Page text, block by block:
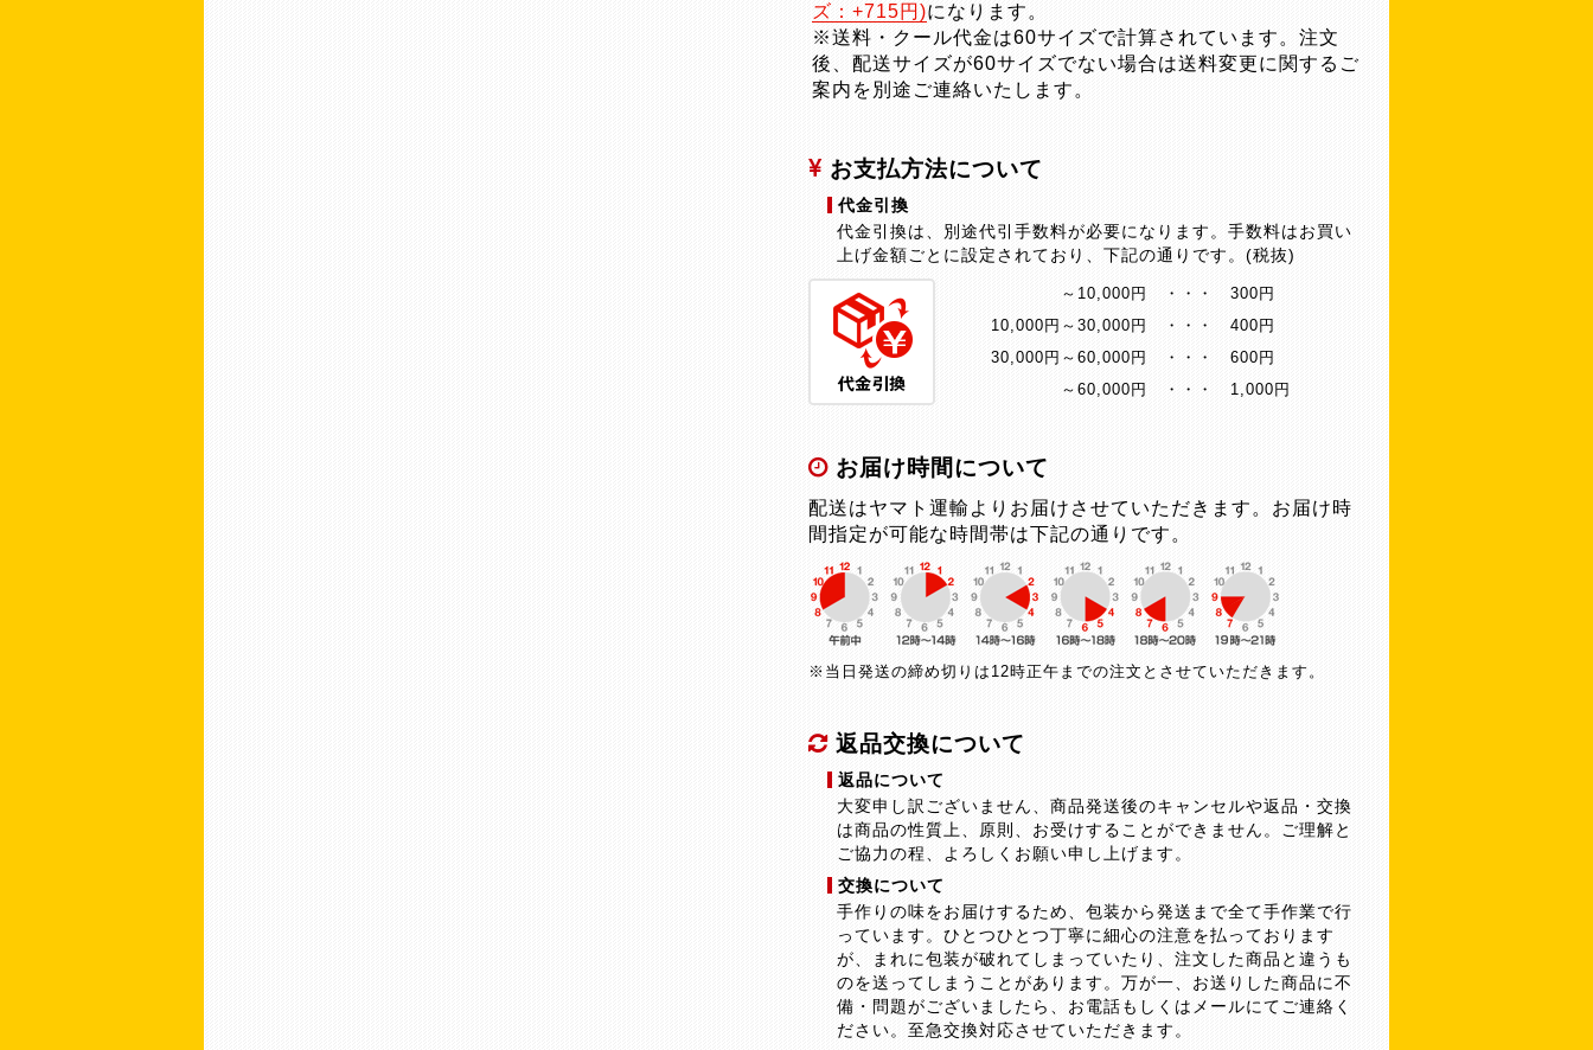
ズ：+715円)になります。
※送料・クール代金は60サイズで計算されています。注文
後、配送サイズが60サイズでない場合は送料変更に関するご
案内を別途ご連絡いたします。
お支払方法について
代金引換
代金引換は、別途代引手数料が必要になります。手数料はお買い
上げ金額ごとに設定されており、下記の通りです。(税抜)
～10,000円 ・・・
300円
10,000円～30,000円
・・・
400円
30,000円～60,000円
・・・
600円
～60,000円
・・・ 1,000円
お届け時間について
配送はヤマト運輸よりお届けさせていただきます。お届け時
間指定が可能な時間帯は下記の通りです。
※当日発送の締め切りは12時正午までの注文とさせていただきます。
返品交換について
返品について
大変申し訳ございません、商品発送後のキャンセルや返品・交換
は商品の性質上、原則、お受けすることができません。ご理解と
ご協力の程、よろしくお願い申し上げます。
交換について
手作りの味をお届けするため、包装から発送まで全て手作業で行
っています。ひとつひとつ丁寧に細心の注意を払っております
が、まれに包装が破れてしまっていたり、注文した商品と違うも
のを送ってしまうことがあります。万が一、お送りした商品に不
備・問題がございましたら、お電話もしくはメールにてご連絡く
ださい。至急交換対応させていただきます。